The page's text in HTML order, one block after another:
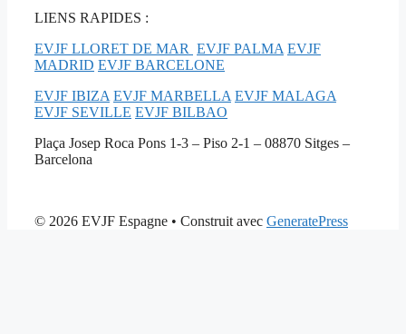
LIENS RAPIDES :
EVJF LLORET DE MAR EVJF PALMA EVJF
MADRID EVJF BARCELONE
EVJF IBIZA EVJF MARBELLA EVJF MALAGA
EVJF SEVILLE EVJF BILBAO
Plaça Josep Roca Pons 1-3 – Piso 2-1 – 08870 Sitges –
Barcelona
© 2026 EVJF Espagne • Construit avec GeneratePress